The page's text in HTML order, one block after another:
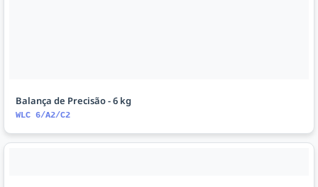
Balança de Precisão - 6 kg
WLC 6/A2/C2